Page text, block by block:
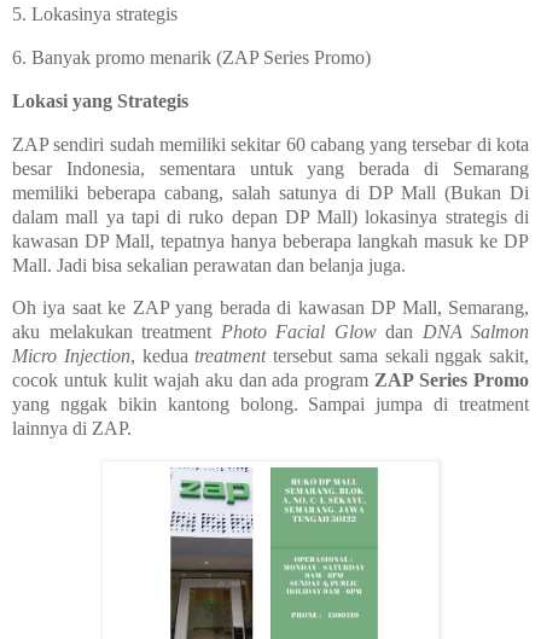
5. Lokasinya strategis
6. Banyak promo menarik (ZAP Series Promo)
Lokasi yang Strategis
ZAP sendiri sudah memiliki sekitar 60 cabang yang tersebar di kota
besar Indonesia, sementara untuk yang berada di Semarang
memiliki beberapa cabang, salah satunya di DP Mall (Bukan Di
dalam mall ya tapi di ruko depan DP Mall) lokasinya strategis di
kawasan DP Mall, tepatnya hanya beberapa langkah masuk ke DP
Mall. Jadi bisa sekalian perawatan dan belanja juga.
Oh iya saat ke ZAP yang berada di kawasan DP Mall, Semarang,
aku melakukan treatment Photo Facial Glowdan DNA Salmon
Micro Injection, keduatreatmenttersebut sama sekali nggak sakit,
cocok untuk kulit wajah aku dan ada program ZAP Series Promo
yang nggak bikin kantong bolong. Sampai jumpa di treatment
lainnya di ZAP.